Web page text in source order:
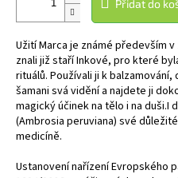
Přidat do
Užití Marca je známé především
znali již staří Inkové, pro které
rituálů. Používali ji k
šamani svá vidění a najdete ji
magický účinek na tělo i na duši.I
(Ambrosia peruviana) své
medicíně.
Ustanovení nařízení Evropského